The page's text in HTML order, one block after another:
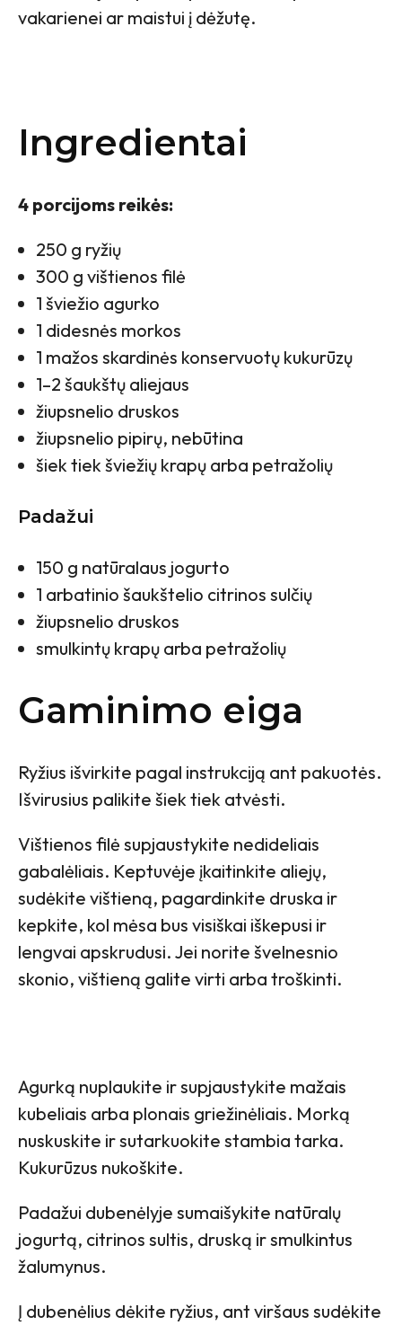
vakarienei ar maistui į dėžutę.
Ingredientai
4 porcijoms reikės:
250 g ryžių
300 g vištienos filė
1 šviežio agurko
1 didesnės morkos
1 mažos skardinės konservuotų kukurūzų
1–2 šaukštų aliejaus
žiupsnelio druskos
žiupsnelio pipirų, nebūtina
šiek tiek šviežių krapų arba petražolių
Padažui
150 g natūralaus jogurto
1 arbatinio šaukštelio citrinos sulčių
žiupsnelio druskos
smulkintų krapų arba petražolių
Gaminimo eiga
Ryžius išvirkite pagal instrukciją ant pakuotės.
Išvirusius palikite šiek tiek atvėsti.
Vištienos filė supjaustykite nedideliais
gabalėliais. Keptuvėje įkaitinkite aliejų,
sudėkite vištieną, pagardinkite druska ir
kepkite, kol mėsa bus visiškai iškepusi ir
lengvai apskrudusi. Jei norite švelnesnio
skonio, vištieną galite virti arba troškinti.
Agurką nuplaukite ir supjaustykite mažais
kubeliais arba plonais griežinėliais. Morką
nuskuskite ir sutarkuokite stambia tarka.
Kukurūzus nukoškite.
Padažui dubenėlyje sumaišykite natūralų
jogurtą, citrinos sultis, druską ir smulkintus
žalumynus.
Į dubenėlius dėkite ryžius, ant viršaus sudėkite